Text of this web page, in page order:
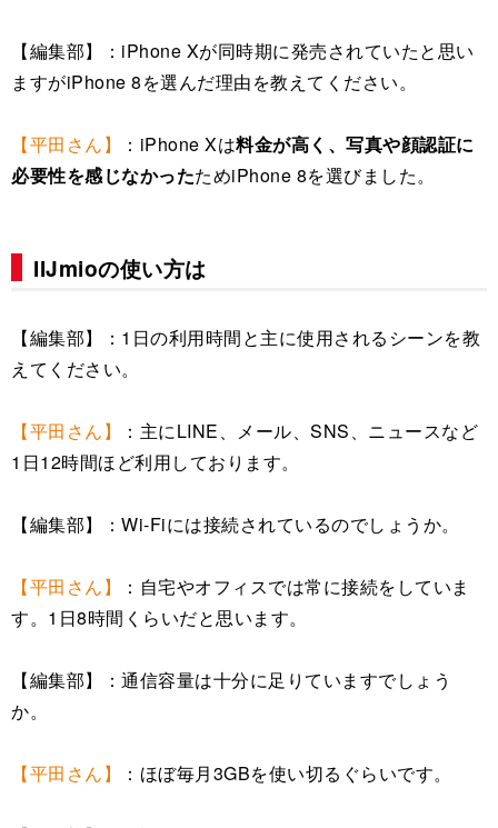
【編集部】：iPhone Xが同時期に発売されていたと思い
ますがiPhone 8を選んだ理由を教えてください。
【平田さん】 ：iPhone Xは料金が高く、写真や顔認証に
必要性を感じなかったためiPhone 8を選びました。
IIJmioの使い方は
【編集部】：1日の利用時間と主に使用されるシーンを教
えてください。
【平田さん】
：主にLINE、メール、SNS、ニュースなど
1日12時間ほど利用しております。
【編集部】：Wi-Fiには接続されているのでしょうか。
【平田さん】
：自宅やオフィスでは常に接続をしていま
す。1日8時間くらいだと思います。
【編集部】：通信容量は十分に足りていますでしょう
か。
【平田さん】 ：ほぼ毎月3GBを使い切るぐらいです。